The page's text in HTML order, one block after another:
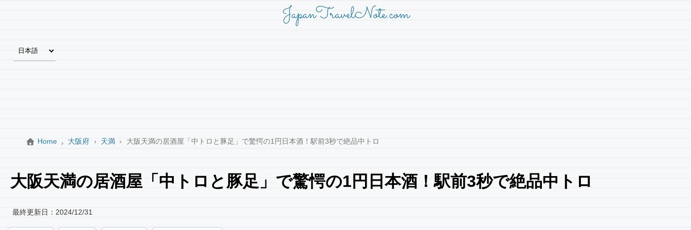
JapanTravelNote.com
Home 大阪府 天満 大阪天満の居酒屋「中トロと豚足」で驚愕の1円日本酒！駅前3秒で絶品中トロ
大阪天満の居酒屋「中トロと豚足」で驚愕の1円日本酒！駅前3秒で絶品中トロ
最終更新日： 2024/12/31